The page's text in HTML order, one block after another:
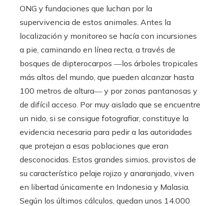
ONG y fundaciones que luchan por la
supervivencia de estos animales. Antes la
localización y monitoreo se hacía con incursiones
a pie, caminando en línea recta, a través de
bosques de dipterocarpos ―los árboles tropicales
más altos del mundo, que pueden alcanzar hasta
100 metros de altura― y por zonas pantanosas y
de difícil acceso. Por muy aislado que se encuentre
un nido, si se consigue fotografiar, constituye la
evidencia necesaria para pedir a las autoridades
que protejan a esas poblaciones que eran
desconocidas. Estos grandes simios, provistos de
su característico pelaje rojizo y anaranjado, viven
en libertad únicamente en Indonesia y Malasia.
Según los últimos cálculos, quedan unos 14.000